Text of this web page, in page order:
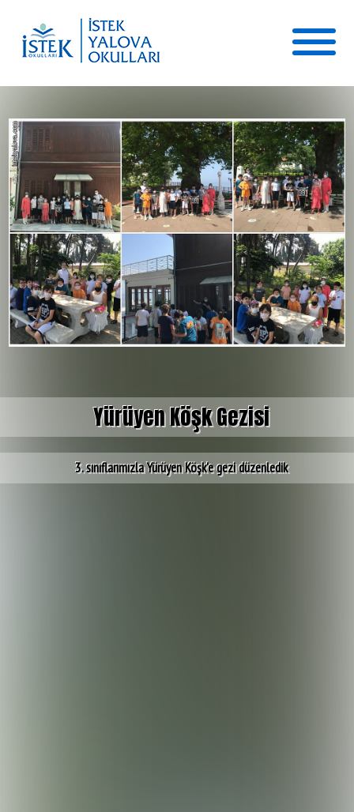
Yürüyen Köşk Gezisi
3. sınıflarımızla Yürüyen Köşk'e gezi düzenledik